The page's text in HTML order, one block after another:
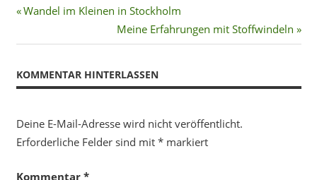
Beitragsnavigation
Vorheriger
Wandel im Kleinen in Stockholm
Nächster
Beitrag:
Meine Erfahrungen mit Stoffwindeln
KOMMENTAR HINTERLASSEN
Deine E-Mail-Adresse wird nicht veröffentlicht.
Erforderliche Felder sind mit *markiert
Kommentar *